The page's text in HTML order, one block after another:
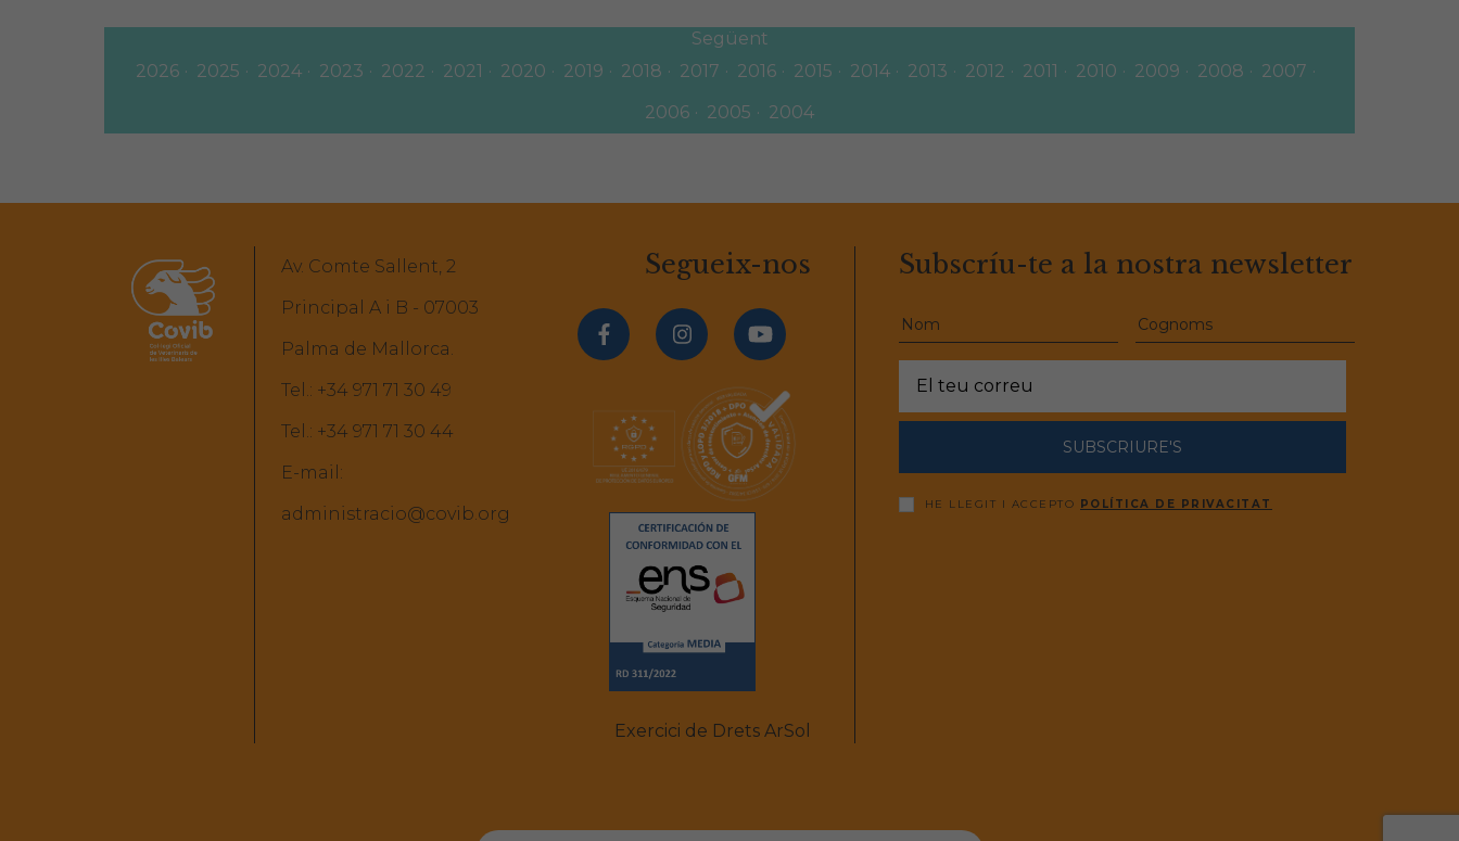
Següent
2026
2025 2024 2023 2022 2021 2020 2019 2018 2017 2016 2015 2014 2013 2012 2011 2010 2009 2008
2007
2006
2005 2004
Av. Comte Sallent, 2
Principal A i B - 07003
Palma de Mallorca.
Tel.: +34 971 71 30 49
Tel.: +34 971 71 30 44
E-mail:
administracio@covib.org
Segueix-nos
Exercici de Drets ArSol
Subscríu-te a la nostra newsletter
SUBSCRIURE'S
HE LLEGIT I ACCEPTO POLÍTICA DE PRIVACITAT